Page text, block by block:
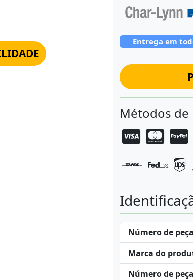
Entrega em
Métodos
Número de
Marca do
Número de